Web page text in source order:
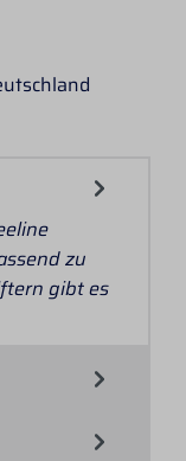
zu
gibt es